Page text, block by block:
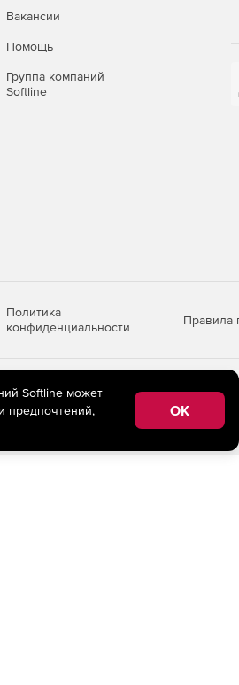
Вакансии
Помощь
Группа компаний
Softline
Политика
конфиденциальности
Правила
предоставления информации
на территории Российской
Softline может
предпочтений,
OK